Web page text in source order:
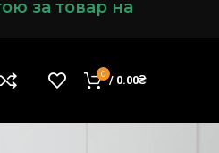
за товар на
0 / 0.00₴